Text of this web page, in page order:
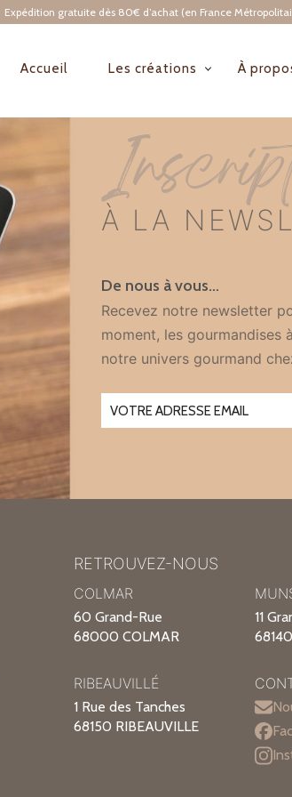
Expédition gratuite dès 80€ d’achat (en France
NAVIGATION
PRINCIPALE
Accueil Les créations À
À LA
De nous à vous…
Recevez notre newsletter
moment, les gourmandises
notre univers gourmand
RETROUVEZ-NOUS
COLMAR
60 Grand-Rue
68000 COLMAR
11
RIBEAUVILLÉ
1 Rue des Tanches
68150 RIBEAUVILLE